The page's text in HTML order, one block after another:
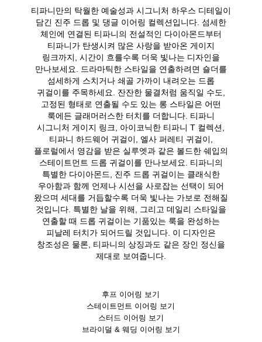
티파니만의 탁월한 예술성과 시그니처 하우스 디테일이
담긴 진주 드롭 및 댕글 이어링 컬렉션입니다. 섬세한
체인에 연결된 티파니의 전설적인 다이아몬드부터
티파니가 탄생시켜 많은 사랑을 받아온 게이지
링크까지, 시간이 흐를수록 더욱 빛나는 디자인을
만나보세요. 드라마틱한 스타일을 연출하려면 숄더를
섬세하게 스치거나 쇄골 가까이 내려오는 드롭
귀걸이를 주목하세요. 잔잔한 물결처럼 움직일 수도,
고정된 형태로 연출될 수도 있는 롱 스타일은 어떤
룩에든 글래머러스한 터치를 더합니다. 티파니
시그니처 게이지 링크, 아이코닉한 티파니 T 컬렉션,
티파니 하드웨어 귀걸이, 엘사 퍼레티 귀걸이,
플로럴에서 영감을 받은 실루엣과 같은 볼드한 쉐입의
스테이트먼트 드롭 귀걸이를 만나보세요. 티파니의
특별한 다이아몬드, 진주 드롭 귀걸이는 클래식한
우아함과 함께 언제나 시선을 사로잡는 선택이 되어
왔으며 세대를 거듭할수록 더욱 빛나는 가보로 전해질
것입니다. 특별한 날을 위해, 그리고 데일리 스타일을
연출할 때 드롭 귀걸이는 기품있는 룩을 완성하는
피날레 터치가 되어드릴 것입니다. 이 디자인은
창조성은 물론, 티파니의 상징과도 같은 장인 정신을
제대로 보여줍니다.
후프 이어링 보기
스테이트먼트 이어링 보기
스터드 이어링 보기
브라이덜 & 웨딩 이어링 보기